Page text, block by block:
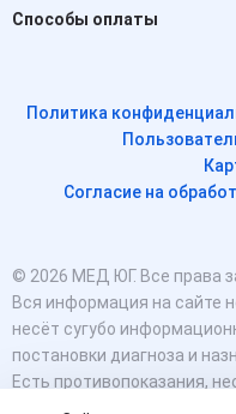
Способы оплаты
Политика
Согласие на
© 2026 МЕД ЮГ. Все права
Вся информация на сайте
несёт сугубо
постановки диагноза и
Есть противопоказания,